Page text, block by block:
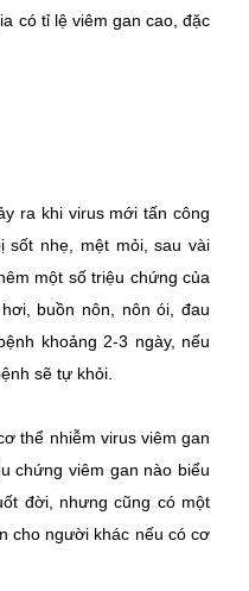
có tỉ lệ viêm gan cao, đặc
ra khi virus mới tấn công
sốt nhẹ, mệt mỏi, sau vài
một số triệu chứng của
buồn nôn, nôn ói, đau
khoảng 2-3 ngày, nếu
sẽ tự khỏi.
thể nhiễm virus viêm gan
chứng viêm gan nào biểu
đời, nhưng cũng có một
cho người khác nếu có cơ